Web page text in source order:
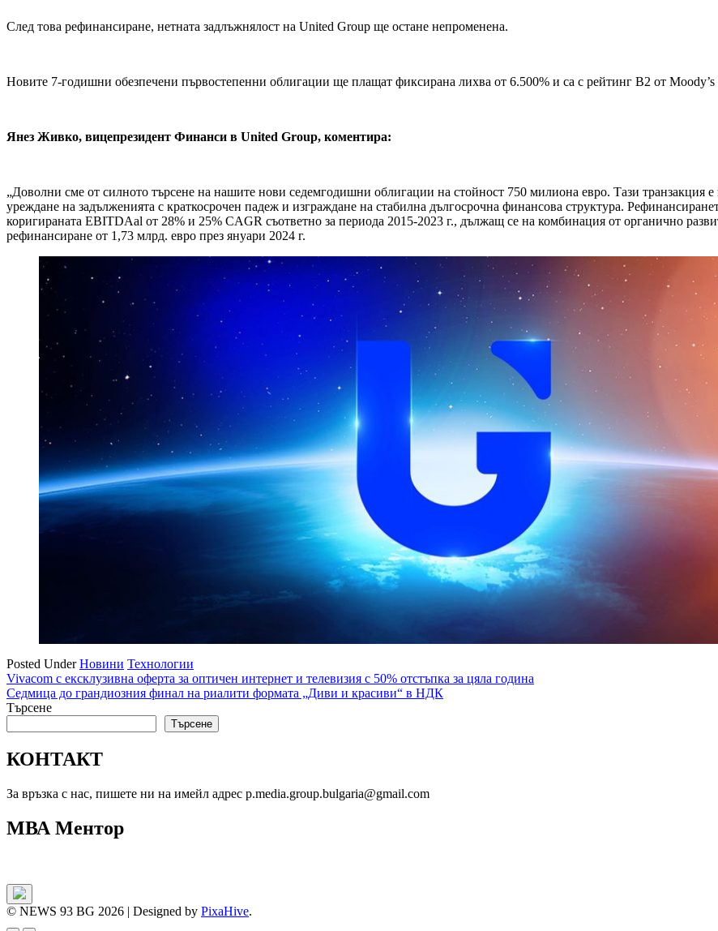
След това рефинансиране, нетната задлъжнялост на United Group ще остане непроменена.
Новите 7-годишни обезпечени първостепенни облигации ще плащат фиксирана лихва от 6.500% и са с рейтинг B2 от Moody’s
Янез Живко, вицепрезидент Финанси в United Group, коментира:
„Доволни сме от силното търсене на нашите нови седемгодишни облигации на стойност 750 милиона евро. Тази транзакция е
уреждане на задълженията с краткосрочен падеж и изграждане на стабилна дългосрочна финансова структура.
коригираната EBITDAal от 28% и 25% CAGR съответно за периода 2015-2023 г., дължащ се на комбинация от органично
рефинансиране от 1,73 млрд. евро през януари 2024 г.
Posted UnderНовини Технологии
Навигация
Vivacom с ексклузивна оферта за оптичен интернет и телевизия с 50% отстъпка за цяла година
Седмица до грандиозния финал на риалити формата „Диви и красиви“ в НДК
Търсене
Търсене
КОНТАКТ
За връзка с нас, пишете ни на имейл адрес p.media.group.bulgaria@gmail.com
МВА Ментор
© NEWS 93 BG 2026 | Designed by PixaHive.